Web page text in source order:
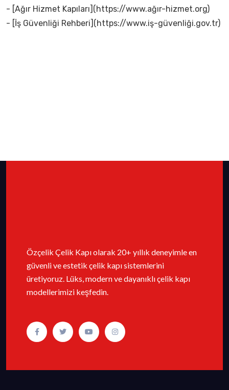
- [Ağır Hizmet Kapıları](https://www.ağır-hizmet.org)
- [İş Güvenliği Rehberi](https://www.iş-güvenliği.gov.tr)
Özçelik Çelik Kapı olarak 20+ yıllık deneyimle en
güvenli ve estetik çelik kapı sistemlerini
üretiyoruz. Lüks, modern ve dayanıklı çelik kapı
modellerimizi keşfedin.